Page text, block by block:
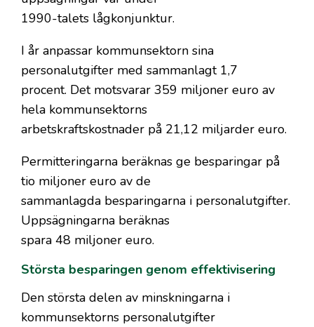
1990-talets lågkonjunktur.
I år anpassar kommunsektorn sina
personalutgifter med sammanlagt 1,7
procent. Det motsvarar 359 miljoner euro av
hela kommunsektorns
arbetskraftskostnader på 21,12 miljarder euro.
Permitteringarna beräknas ge besparingar på
tio miljoner euro av de
sammanlagda besparingarna i personalutgifter.
Uppsägningarna beräknas
spara 48 miljoner euro.
Största besparingen genom effektivisering
Den största delen av minskningarna i
kommunsektorns personalutgifter